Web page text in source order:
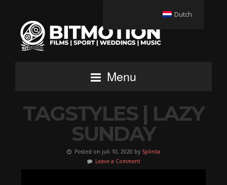
Menu
TAGSTYLES | LAZY
SUNDAY
Posted on juli 10, 2020 by Splinta
Leave a Comment
Dutch